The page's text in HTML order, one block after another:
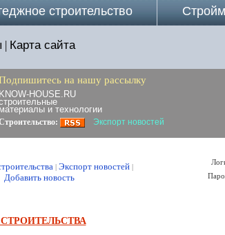
строительство
| Карта сайта
на нашу рассылку
KNOW-HOUSE.RU
материалы и технологии
Экспорт новостей
| Экспорт новостей |
Добавить новость